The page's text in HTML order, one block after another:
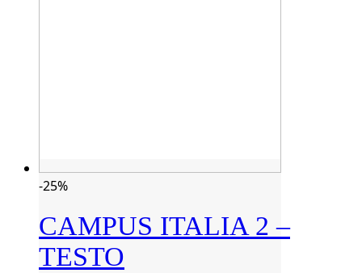
-25%
CAMPUS ITALIA 2 –
TESTO